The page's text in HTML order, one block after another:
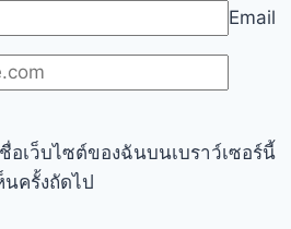
Email
อเว็บไซต์ของฉันบนเบราว์เซอร์นี้
ครั้งถัดไป